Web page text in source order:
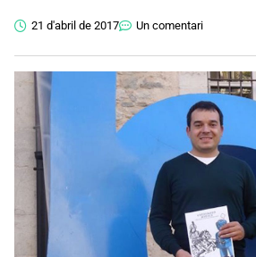
21 d'abril de 2017 Un comentari